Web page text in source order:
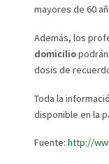
mayores de 60
Además, los
domiciliopodrán
dosis de
Toda la
disponible en la
Fuente: http://